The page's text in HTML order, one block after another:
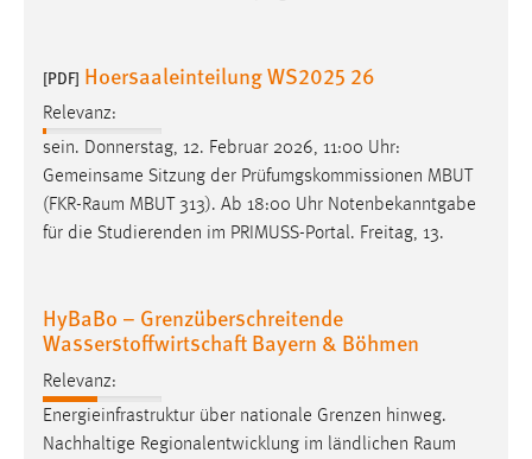
[PDF] Hoersaaleinteilung WS2025 26
Relevanz:
sein. Donnerstag, 12. Februar 2026, 11:00 Uhr:
Gemeinsame Sitzung der Prüfumgskommissionen MBUT
(FKR-Raum MBUT 313). Ab 18:00 Uhr Notenbekanntgabe
für die Studierenden im PRIMUSS-Portal. Freitag, 13.
HyBaBo – Grenzüberschreitende
Wasserstoffwirtschaft Bayern & Böhmen
Relevanz:
Energieinfrastruktur über nationale Grenzen hinweg.
Nachhaltige Regionalentwicklung im ländlichen Raum